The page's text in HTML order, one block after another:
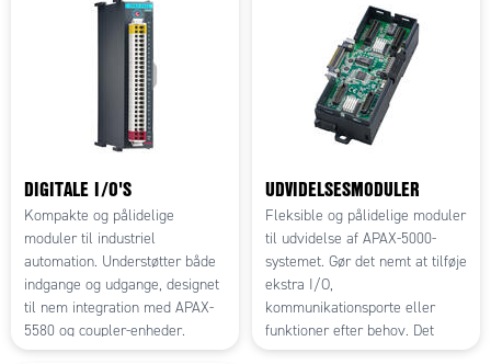
styring med SoftMotion,
feltbuskommunikation muliggør
Advantechs løsninger fleksibel
og skalerbar automation for
både maskinbyggere og
systemintegratorer.
DIGITALE I/O'S
Kompakte og pålidelige
moduler til industriel
automation. Understøtter både
indgange og udgange, designet
til nem integration med APAX-
5580 og coupler-enheder.
Mulighed for hot swap sikrer
UDVIDELSESMODULER
Fleksible og pålidelige moduler
til udvidelse af APAX-5000-
systemet. Gør det nemt at tilføje
ekstra I/O,
kommunikationsporte eller
funktioner efter behov. Det
modulære design sikrer hurtig